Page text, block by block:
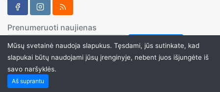
Prenumeruoti naujienas
Mūsų svetainė naudoja slapukus. Tęsdami, jūs sutinkate, kad
slapukai būtų naudojami jūsų įrenginyje, nebent juos išjungėte iš
savo naršyklės.
Aš suprantu